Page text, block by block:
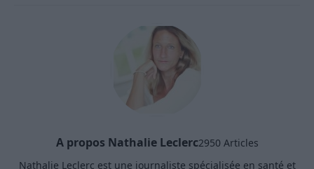
A propos Nathalie Leclerc2950 Articles
Nathalie Leclerc est une journaliste spécialisée en santé et